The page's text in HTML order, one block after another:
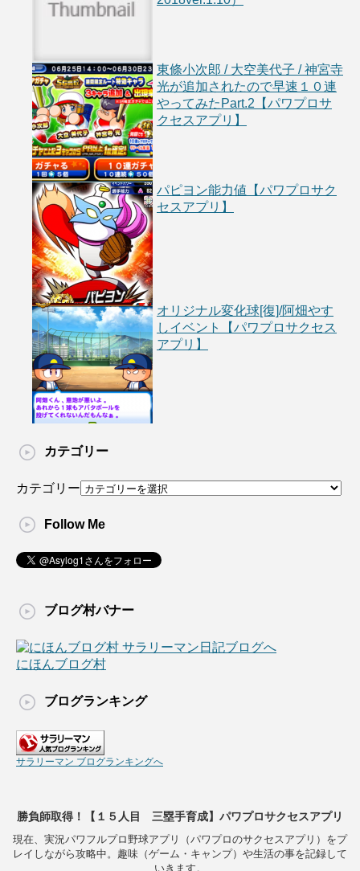
東條小次郎 / 大空美代子 / 神宮寺
光が追加されたので早速１０連
やってみたPart.2【パワプロサ
クセスアプリ】
パピヨン能力値【パワプロサク
セスアプリ】
オリジナル変化球[復]/阿畑やす
しイベント【パワプロサクセス
アプリ】
カテゴリー
カテゴリー
Follow Me
ブログ村バナー
にほんブログ村
ブログランキング
サラリーマン ブログランキングへ
勝負師取得！【１５人目 三塁手育成】パワプロサクセスアプリ
現在、実況パワフルプロ野球アプリ（パワプロのサクセスアプリ）をプ
レイしながら攻略中。趣味（ゲーム・キャンプ）や生活の事を記録して
いきます。